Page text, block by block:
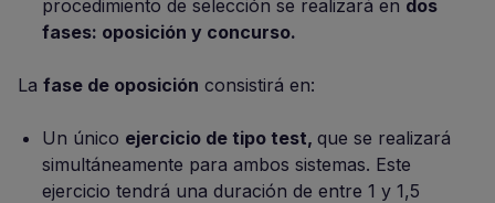
procedimiento de selección se realizará en dos
fases: oposición y concurso.
La fase de oposición consistirá en:
Un único ejercicio de tipo test, que se realizará
simultáneamente para ambos sistemas. Este
ejercicio tendrá una duración de entre 1 y 1,5